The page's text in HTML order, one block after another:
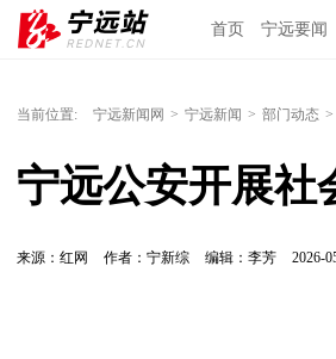
首页 宁远要闻
当前位置: 宁远新闻网 > 宁远新闻 > 部门动态 >
宁远公安开展社
来源：红网 作者：宁新综 编辑：李芳 2026-